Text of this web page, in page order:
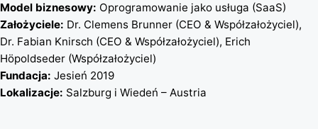
Model biznesowy: Oprogramowanie jako usługa (SaaS)
Założyciele: Dr. Clemens Brunner (CEO & Współzałożyciel),
Dr. Fabian Knirsch (CEO & Współzałożyciel), Erich
Höpoldseder (Współzałożyciel)
Fundacja: Jesień 2019
Lokalizacje: Salzburg i Wiedeń – Austria